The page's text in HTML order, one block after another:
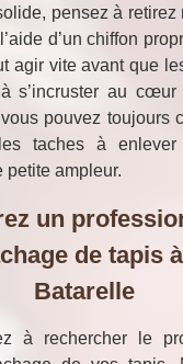
pensez à retirez
d’un chiffon
agir vite avant que
s’incruster au cœur
pouvez toujours
taches à
petite ampleur.
un
de tapis
Batarelle
à rechercher le